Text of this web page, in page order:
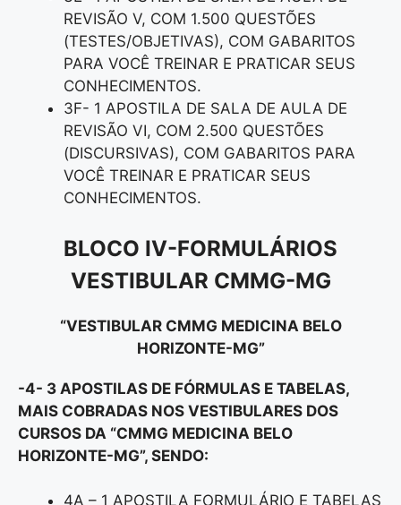
REVISÃO V, COM 1.500 QUESTÕES
(TESTES/OBJETIVAS), COM GABARITOS
PARA VOCÊ TREINAR E PRATICAR SEUS
CONHECIMENTOS.
3F- 1 APOSTILA DE SALA DE AULA DE
REVISÃO VI, COM 2.500 QUESTÕES
(DISCURSIVAS), COM GABARITOS PARA
VOCÊ TREINAR E PRATICAR SEUS
CONHECIMENTOS.
BLOCO IV-FORMULÁRIOS
VESTIBULAR CMMG-MG
“VESTIBULAR CMMG MEDICINA BELO
HORIZONTE-MG”
-4- 3 APOSTILAS DE FÓRMULAS E TABELAS,
MAIS COBRADAS NOS VESTIBULARES DOS
CURSOS DA “CMMG MEDICINA BELO
HORIZONTE-MG”, SENDO:
4A – 1 APOSTILA FORMULÁRIO E TABELAS